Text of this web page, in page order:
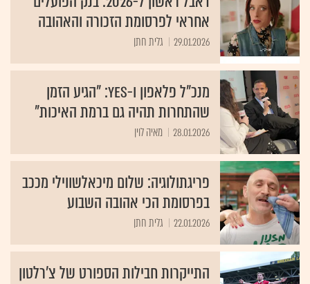
אחראי לפרסומת הזכורה והאהובה
29.01.2026 גלית חתן
מנכ"ל פלאפון ו-yes: "הגיע הזמן
שהתחרות תהיה גם ברמת האיכות"
28.01.2026 מאיה לוין
פריגתולוגיה: שלום מיכאלשווילי מככב
בפרסומת הכי אהובה השבוע
22.01.2026 גלית חתן
התייקרות חבילות הספורט של צ'רלטון